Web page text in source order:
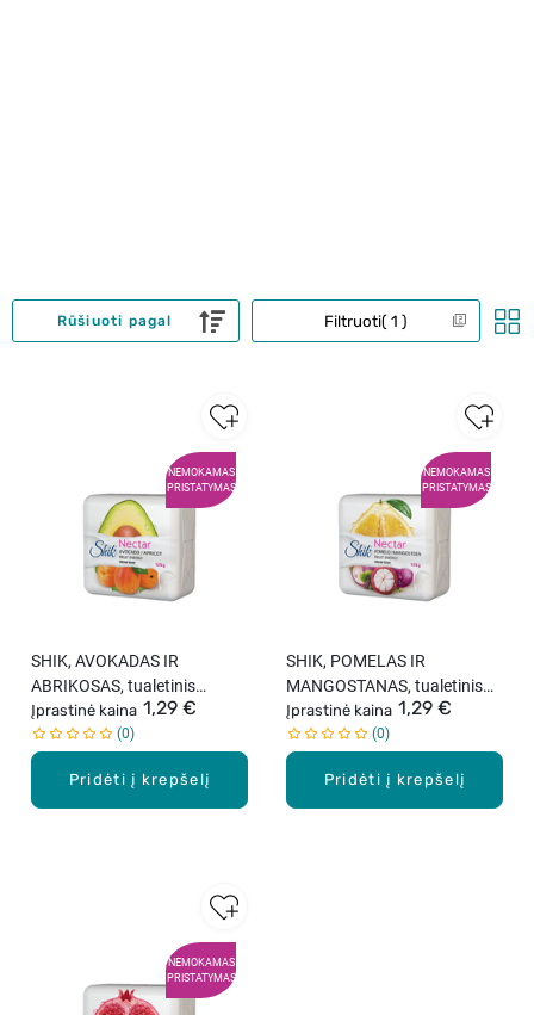
Filtruoti 1
Rūšiuoti pagal
NEMOKAMAS
PRISTATYMAS
Pridėti į krepšelį
SHIK, AVOKADAS IR
ABRIKOSAS, tualetinis
muilas, 125 g
Įprastinė kaina 1,29 €
0
NEMOKAMAS
PRISTATYMAS
Pridėti į krepšelį
SHIK, POMELAS IR
MANGOSTANAS, tualetinis
muilas, 125 g
Įprastinė kaina 1,29 €
0
NEMOKAMAS
PRISTATYMAS